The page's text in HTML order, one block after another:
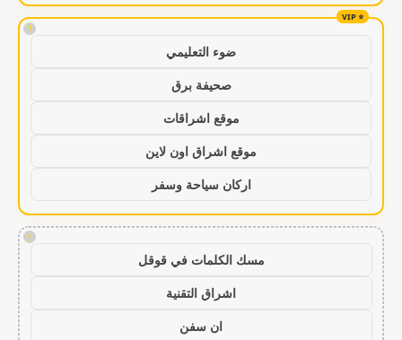
!
ضوء التعليمي
صحيفة برق
موقع اشراقات
موقع اشراق اون لاين
اركان سياحة وسفر
!
مسك الكلمات في قوقل
اشراق التقنية
ان سفن